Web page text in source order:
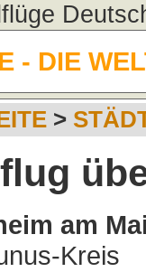
- DIE
>
am
Kreis